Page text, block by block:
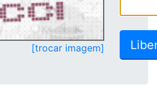
[trocar imagem]